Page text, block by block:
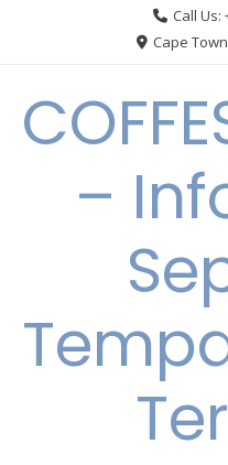
Call Us:
Cape
–